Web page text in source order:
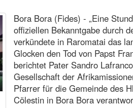
Bora Bora (Fides) - „Eine
offiziellen Bekanntgabe durch
verkündete in Raromatai das
Glocken den Tod von Papst
berichtet Pater Sandro
Gesellschaft der
Pfarrer für die Gemeinde des
Cölestin in Bora Bora